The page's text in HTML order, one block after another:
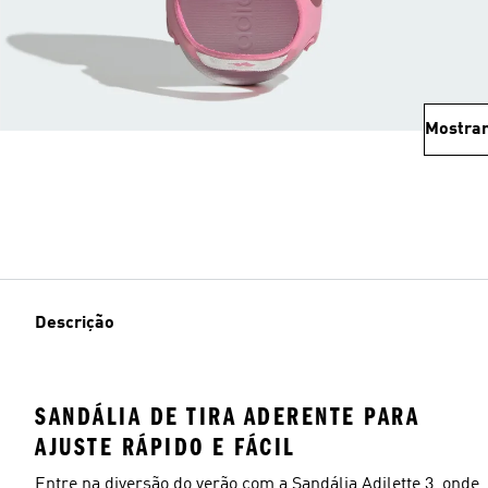
Descrição
SANDÁLIA DE TIRA ADERENTE PARA
AJUSTE RÁPIDO E FÁCIL